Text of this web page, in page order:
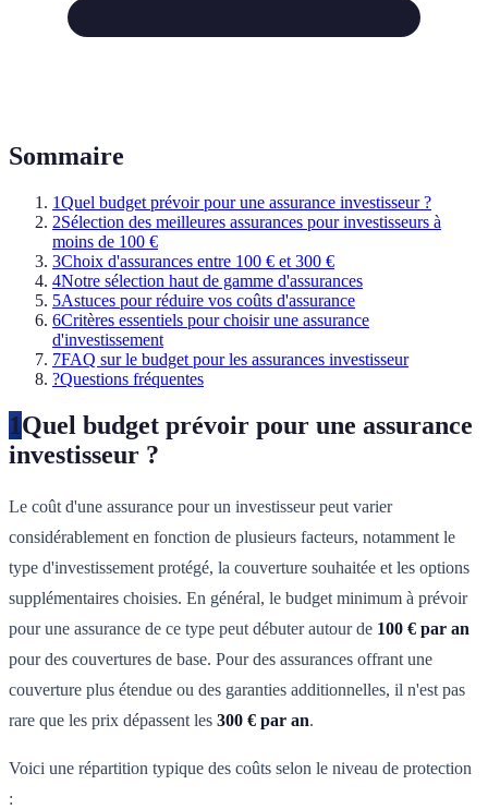
Sommaire
1Quel budget prévoir pour une assurance investisseur ?
2Sélection des meilleures assurances pour investisseurs à
moins de 100 €
3Choix d'assurances entre 100 € et 300 €
4Notre sélection haut de gamme d'assurances
5Astuces pour réduire vos coûts d'assurance
6Critères essentiels pour choisir une assurance
d'investissement
7FAQ sur le budget pour les assurances investisseur
?Questions fréquentes
1Quel budget prévoir pour une assurance
investisseur ?
Le coût d'une assurance pour un investisseur peut varier
considérablement en fonction de plusieurs facteurs, notamment le
type d'investissement protégé, la couverture souhaitée et les options
supplémentaires choisies. En général, le budget minimum à prévoir
pour une assurance de ce type peut débuter autour de 100 € par an
pour des couvertures de base. Pour des assurances offrant une
couverture plus étendue ou des garanties additionnelles, il n'est pas
rare que les prix dépassent les 300 € par an.
Voici une répartition typique des coûts selon le niveau de protection
: